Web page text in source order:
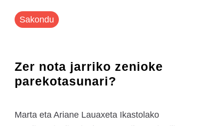
Sakondu
Zer nota jarriko zenioke
parekotasunari?
Marta eta Ariane Lauaxeta Ikastolako